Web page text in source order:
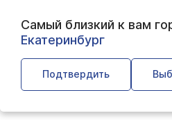
Самый близкий к вам
Екатеринбург
Подтвердить